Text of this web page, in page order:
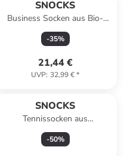
SNOCKS
Business Socken aus Bio-
Baumwolle 4 Paar in Schwarz
-35%
21,44 €
UVP: 32,99 €*
SNOCKS
Tennissocken aus
Pflanzenfasern 4 Paar in Weiß
-50%